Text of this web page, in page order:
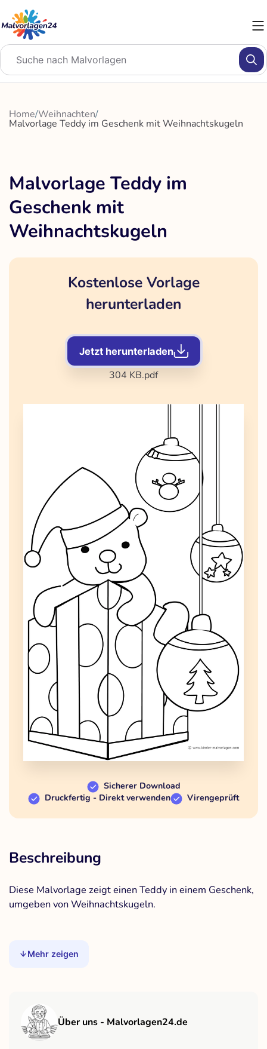
Inhalt
springen
Home/Weihnachten/
Malvorlage Teddy im Geschenk mit Weihnachtskugeln
Malvorlage Teddy im
Geschenk mit
Weihnachtskugeln
Kostenlose Vorlage
herunterladen
Jetzt herunterladen
304 KB.pdf
Sicherer Download
Druckfertig - Direkt verwenden
Virengeprüft
Beschreibung
Diese Malvorlage zeigt einen Teddy in einem Geschenk,
umgeben von Weihnachtskugeln.
Mehr zeigen
Über uns - Malvorlagen24.de